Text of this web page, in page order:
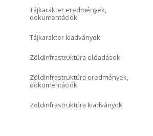
Tájkarakter eredmények,
dokumentációk
Tájkarakter kiadványok
Zöldinfrastruktúra előadások
Zöldinfrastruktúra eredmények,
dokumentációk
Zöldinfrastruktúra kiadványok